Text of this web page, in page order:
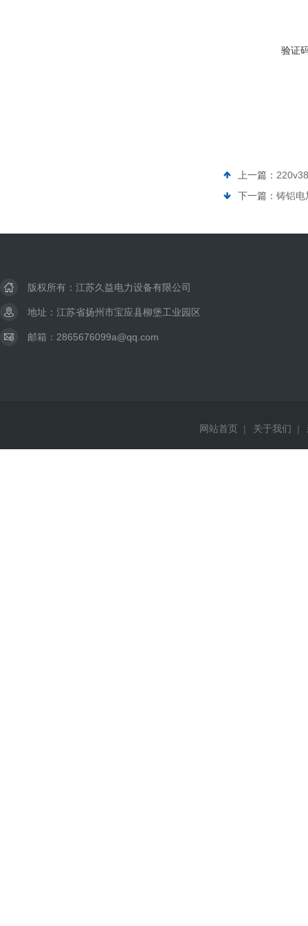
验证
上一篇：
下一篇： 铸铝电
版权所有：江苏久益电力设备有限公司
地址：江苏省扬州市宝应县柳堡工业园区
邮箱：2865676099a@qq.com
网站首页 | 关于我们 |